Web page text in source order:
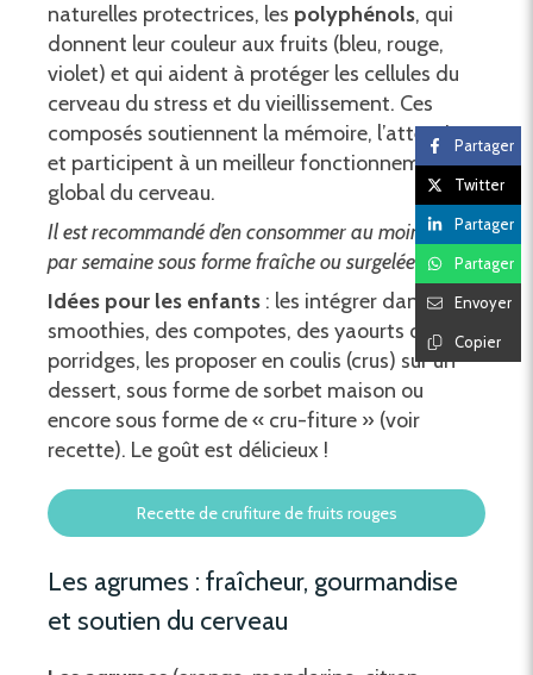
naturelles protectrices, les polyphénols, qui
donnent leur couleur aux fruits (bleu, rouge,
violet) et qui aident à protéger les cellules du
cerveau du stress et du vieillissement. Ces
composés soutiennent la mémoire, l’attention
et participent à un meilleur fonctionnement
global du cerveau.
Il est recommandé d’en consommer au moins 3 fois
par semaine sous forme fraîche ou surgelée (Bio).
Idées pour les enfants : les intégrer dans des
smoothies, des compotes, des yaourts ou des
porridges, les proposer en coulis (crus) sur un
dessert, sous forme de sorbet maison ou
encore sous forme de « cru-fiture » (voir
recette). Le goût est délicieux !
Recette de crufiture de fruits rouges
Les agrumes : fraîcheur, gourmandise
et soutien du cerveau
Partager
Twitter
Partager
Partager
Envoyer
Copier